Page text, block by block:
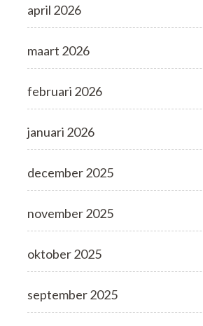
april 2026
maart 2026
februari 2026
januari 2026
december 2025
november 2025
oktober 2025
september 2025